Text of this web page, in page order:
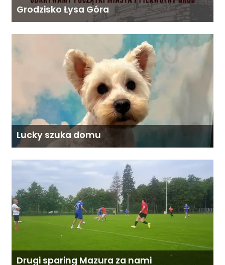
Grodzisko Łysa Góra
Lucky szuka domu
Drugi sparing Mazura za nami